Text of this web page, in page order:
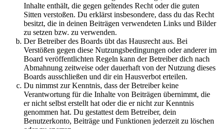
Inhalte enthält, die gegen geltendes Recht oder die guten
Sitten verstoßen. Du erklärst insbesondere, dass du das Recht
besitzt, die in deinen Beiträgen verwendeten Links und Bilder
zu setzen bzw. zu verwenden.
Der Betreiber des Boards übt das Hausrecht aus. Bei
Verstößen gegen diese Nutzungsbedingungen oder anderer im
Board veröffentlichten Regeln kann der Betreiber dich nach
Abmahnung zeitweise oder dauerhaft von der Nutzung dieses
Boards ausschließen und dir ein Hausverbot erteilen.
Du nimmst zur Kenntnis, dass der Betreiber keine
Verantwortung für die Inhalte von Beiträgen übernimmt, die
er nicht selbst erstellt hat oder die er nicht zur Kenntnis
genommen hat. Du gestattest dem Betreiber, dein
Benutzerkonto, Beiträge und Funktionen jederzeit zu löschen